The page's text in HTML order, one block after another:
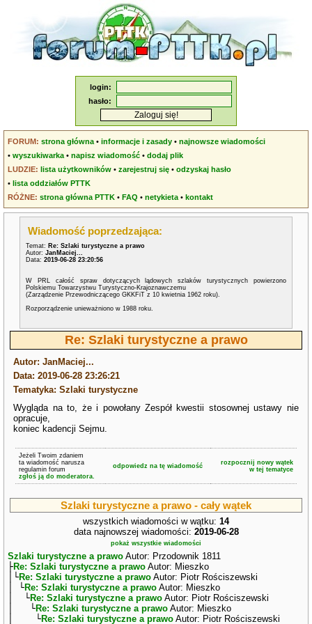
login:
hasło:
FORUM: strona główna •informacje i zasady •najnowsze wiadomości
•wyszukiwarka •napisz wiadomość •dodaj plik
LUDZIE: lista użytkowników •zarejestruj się •odzyskaj hasło
•lista oddziałów PTTK
RÓŻNE: strona główna PTTK •FAQ •netykieta •kontakt
Wiadomość poprzedzająca:
Temat: Re: Szlaki turystyczne a prawo
Autor:JanMaciej...
Data:2019-06-28 23:20:56
W PRL całość spraw dotyczących lądowych szlaków turystycznych powierzono
Polskiemu Towarzystwu Turystyczno-Krajoznawczemu
(Zarządzenie Przewodniczącego GKKFiT z 10 kwietnia 1962 roku).
Rozporządzenie unieważniono w 1988 roku.
Re: Szlaki turystyczne a prawo
Autor: JanMaciej...
Data: 2019-06-28 23:26:21
Tematyka: Szlaki turystyczne
Wygląda na to, że i powołany Zespół kwestii stosownej ustawy nie
opracuje,
koniec kadencji Sejmu.
Jeżeli Twoim zdaniem
ta wiadomość narusza
regulamin forum
zgłoś ją do moderatora.
odpowiedz na tę wiadomość
rozpocznij nowy wątek
w tej tematyce
Szlaki turystyczne a prawo - cały wątek
wszystkich wiadomości w wątku: 14
data najnowszej wiadomości: 2019-06-28
pokaż wszystkie wiadomości
Szlaki turystyczne a prawo Autor: Przodownik 1811
├Re: Szlaki turystyczne a prawo Autor: Mieszko
│└Re: Szlaki turystyczne a prawo Autor: Piotr Rościszewski
│ └Re: Szlaki turystyczne a prawo Autor: Mieszko
│ └Re: Szlaki turystyczne a prawo Autor: Piotr Rościszewski
│ └Re: Szlaki turystyczne a prawo Autor: Mieszko
│ └Re: Szlaki turystyczne a prawo Autor: Piotr Rościszewski